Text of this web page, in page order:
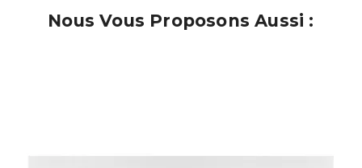
Nous Vous Proposons Aussi :